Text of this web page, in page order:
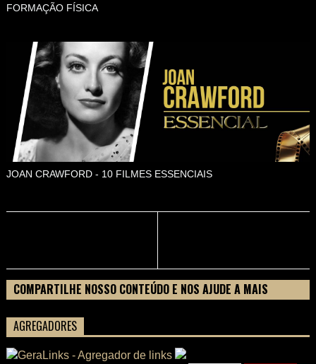
FORMAÇÃO FÍSICA
JOAN CRAWFORD - 10 FILMES ESSENCIAIS
COMPARTILHE NOSSO CONTEÚDO E NOS AJUDE A MAIS
AGREGADORES